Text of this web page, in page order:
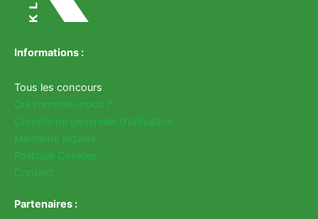
Informations :
Tous les concours
Qui sommes-nous ?
Conditions générales d’utilisation
Mentions légales
Politique Cookies
Contact
Partenaires :